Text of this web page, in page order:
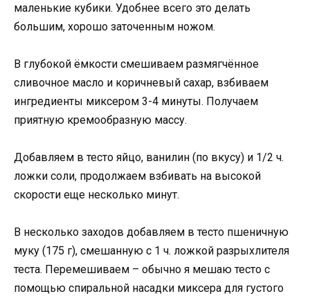
маленькие кубики. Удобнее всего это делать
большим, хорошо заточенным ножом.
В глубокой ёмкости смешиваем размягчённое
сливочное масло и коричневый сахар, взбиваем
ингредиенты миксером 3-4 минуты. Получаем
приятную кремообразную массу.
Добавляем в тесто яйцо, ванилин (по вкусу) и 1/2 ч.
ложки соли, продолжаем взбивать на высокой
скорости еще несколько минут.
В несколько заходов добавляем в тесто пшеничную
муку (175 г), смешанную с 1 ч. ложкой разрыхлителя
теста. Перемешиваем – обычно я мешаю тесто с
помощью спиральной насадки миксера для густого